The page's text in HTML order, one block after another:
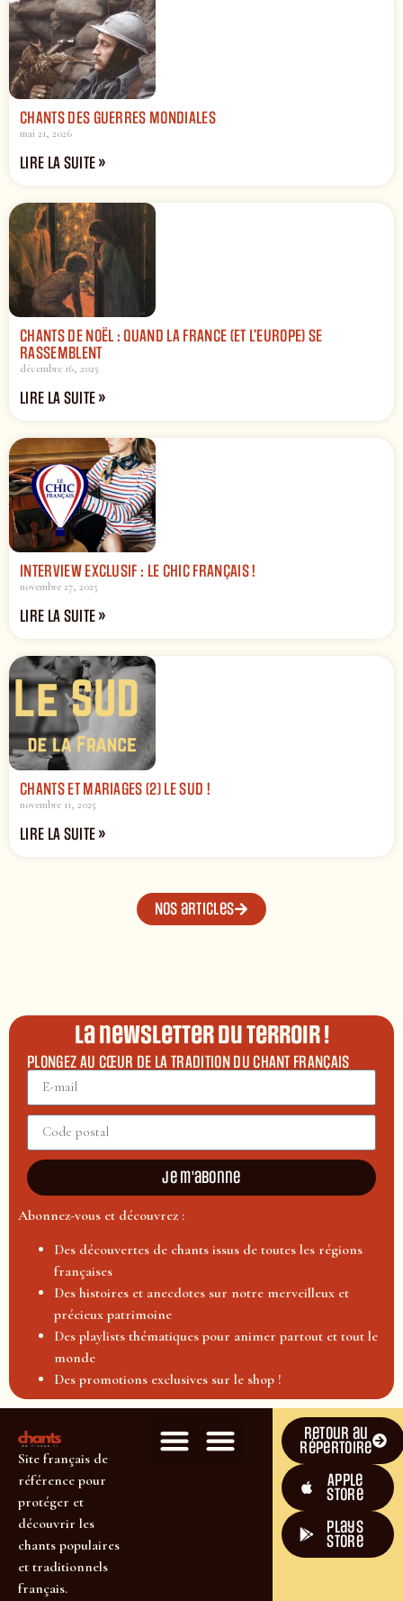
CHANTS DES GUERRES MONDIALES
mai 21, 2026
LIRE LA SUITE »
CHANTS DE NOËL : QUAND LA FRANCE (ET L’EUROPE) SE
RASSEMBLENT
décembre 16, 2025
LIRE LA SUITE »
INTERVIEW EXCLUSIF : LE CHIC FRANÇAIS !
novembre 27, 2025
LIRE LA SUITE »
CHANTS ET MARIAGES (2) LE SUD !
novembre 11, 2025
LIRE LA SUITE »
Nos articles
La newsletter du terroir !
PLONGEZ AU CŒUR DE LA TRADITION DU CHANT FRANÇAIS
Je m'abonne
Abonnez-vous et découvrez :
Des découvertes de chants issus de toutes les régions
françaises
Des histoires et anecdotes sur notre merveilleux et
précieux patrimoine
Des playlists thématiques pour animer partout et tout le
monde
Des promotions exclusives sur le shop !
Site français de
référence pour
protéger et
découvrir les
chants populaires
et traditionnels
français.
Retour au
répertoire
Apple
Store
plays
store